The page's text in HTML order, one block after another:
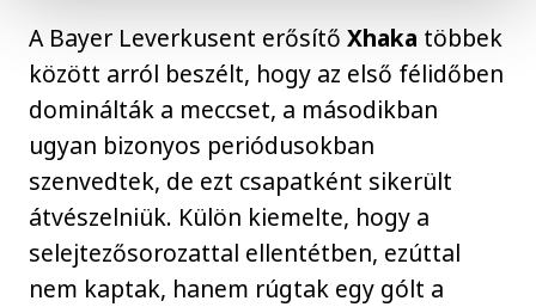
A Bayer Leverkusent erősítőXhaka többek
között arról beszélt, hogy az első félidőben
dominálták a meccset, a másodikban
ugyan bizonyos periódusokban
szenvedtek, de ezt csapatként sikerült
átvészelniük. Külön kiemelte, hogy a
selejtezősorozattal ellentétben, ezúttal
nem kaptak, hanem rúgtak egy gólt a